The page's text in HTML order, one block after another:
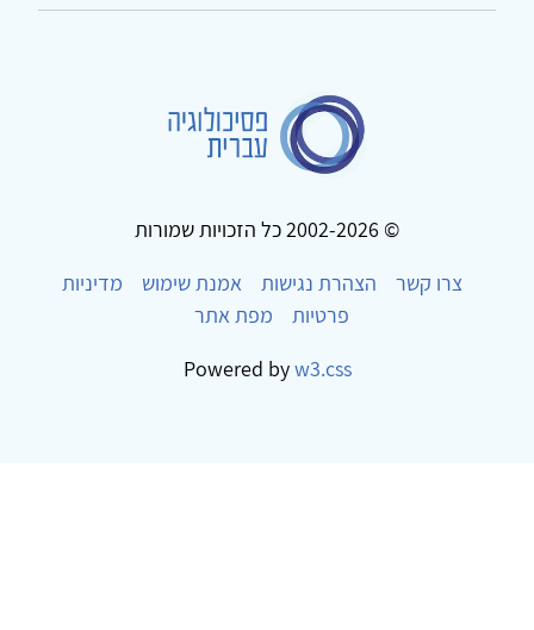
צרו קשר
הצהרת נגישות אמנת שימוש
מדיניות
מפת אתר
Powered by